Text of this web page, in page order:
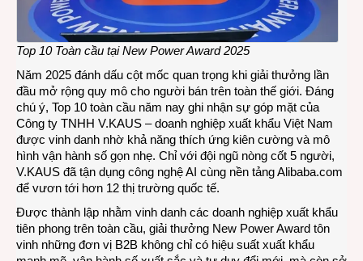
Top 10 Toàn cầu tại New Power Award 2025
Năm 2025 đánh dấu cột mốc quan trọng khi giải thưởng lần
đầu mở rộng quy mô cho người bán trên toàn thế giới. Đáng
chú ý, Top 10 toàn cầu năm nay ghi nhận sự góp mặt của
Công ty TNHH V.KAUS – doanh nghiệp xuất khẩu Việt Nam
được vinh danh nhờ khả năng thích ứng kiên cường và mô
hình vận hành số gọn nhẹ. Chỉ với đội ngũ nòng cốt 5 người,
V.KAUS đã tận dụng công nghệ AI cùng nền tảng Alibaba.com
để vươn tới hơn 12 thị trường quốc tế.
Được thành lập nhằm vinh danh các doanh nghiệp xuất khẩu
tiên phong trên toàn cầu, giải thưởng New Power Award tôn
vinh những đơn vị B2B không chỉ có hiệu suất xuất khẩu